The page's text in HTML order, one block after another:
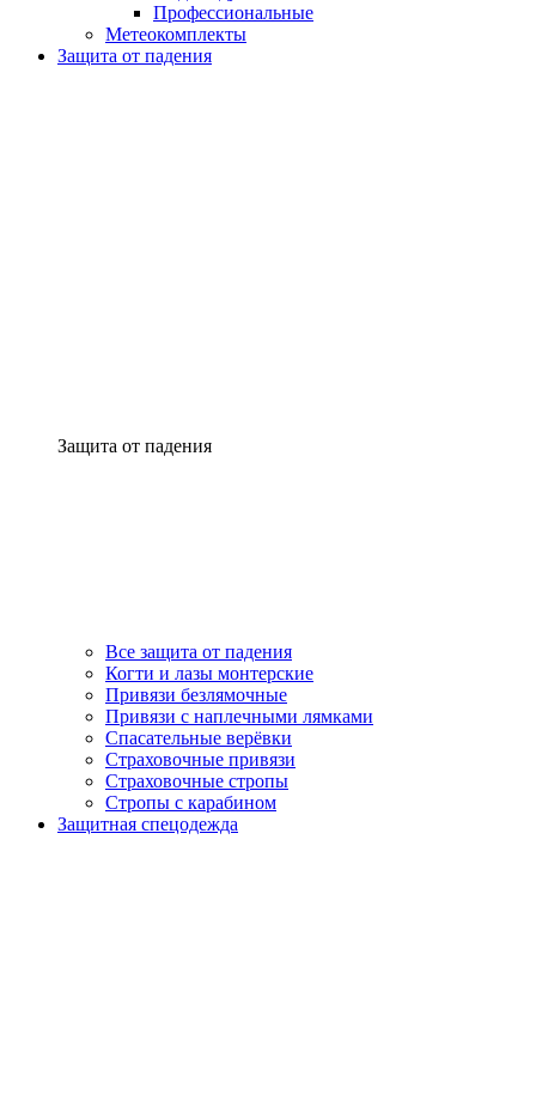
Профессиональные
Метеокомплекты
Защита от падения
Защита от падения
Все защита от падения
Когти и лазы монтерские
Привязи безлямочные
Привязи с наплечными лямками
Спасательные верёвки
Страховочные привязи
Страховочные стропы
Стропы с карабином
Защитная спецодежда